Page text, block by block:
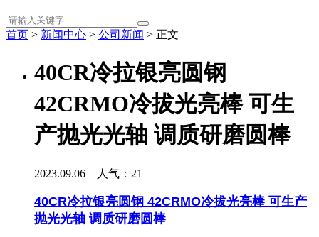
首页 > 新闻中心 > 公司新闻 > 正文
40CR冷拉银亮圆钢
42CRMO冷拔光亮棒 可生
产抛光光轴 调质研磨圆棒
2023.09.06 人气： 21
40CR冷拉银亮圆钢 42CRMO冷拔光亮棒 可生产
抛光光轴 调质研磨圆棒